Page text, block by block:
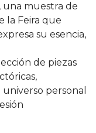
una muestra de
la Feira que
su esencia,
de piezas
personal